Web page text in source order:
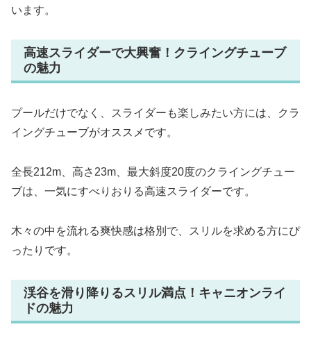
います。
高速スライダーで大興奮！クライングチューブ
の魅力
プールだけでなく、スライダーも楽しみたい方には、クラ
イングチューブがオススメです。
全長212m、高さ23m、最大斜度20度のクライングチュー
ブは、一気にすべりおりる高速スライダーです。
木々の中を流れる爽快感は格別で、スリルを求める方にぴ
ったりです。
渓谷を滑り降りるスリル満点！キャニオンライ
ドの魅力